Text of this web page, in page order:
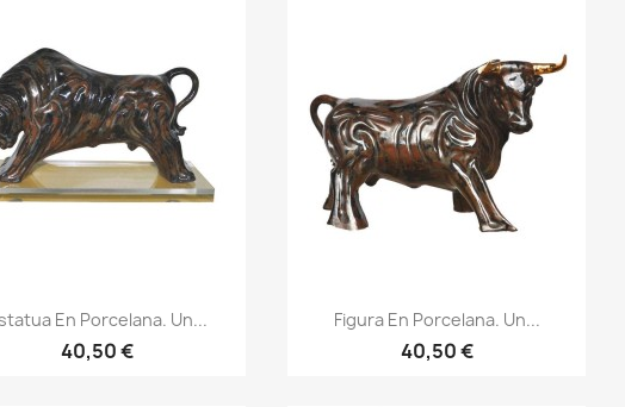
En Porcelana. Un...
40,50 €
Figura En Porcelana. Un...
40,50 €